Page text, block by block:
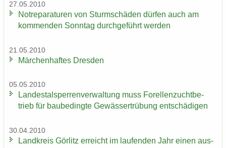
27.05.2010
Not­re­pa­ra­tu­ren von Sturm­schä­den dür­fen auch am
kom­men­den Sonn­tag durch­ge­führt wer­den
21.05.2010
Mär­chen­haf­tes Dres­den
05.05.2010
Lan­des­tal­sper­ren­ver­wal­tung muss Fo­rel­len­zucht­be­
trieb für bau­be­ding­te Ge­wäs­ser­trü­bung ent­schä­di­gen
30.04.2010
Land­kreis Gör­litz er­reicht im lau­fen­den Jahr einen aus­